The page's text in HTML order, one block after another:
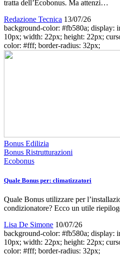
tratta dell’Ecobonus. Ma attenzi…
Redazione Tecnica 13/07/26
background-color: #fb580a; display:
10px; width: 22px; height: 22px;
color: #fff; border-radius: 32px;
Bonus Edilizia
Bonus Ristrutturazioni
Ecobonus
Quale Bonus per: climatizzatori
Quale Bonus utilizzare per
condizionatore? Ecco un utile
Lisa De Simone 10/07/26
background-color: #fb580a; display:
10px; width: 22px; height: 22px;
color: #fff; border-radius: 32px;